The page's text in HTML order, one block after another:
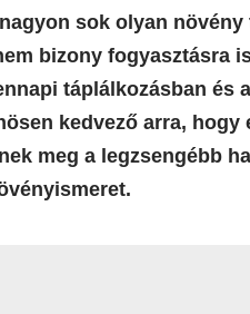
sok olyan
bizony fogyasztásra
táplálkozásban és
kedvező arra, hogy
meg a legzsengébb